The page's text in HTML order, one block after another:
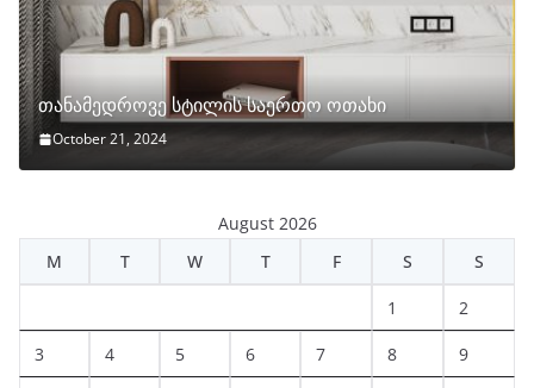
თანამედროვე სტილის საერთო ოთახი
October 21, 2024
August 2026
M
T W T F S S
1 2
3 4 5 6 7 8 9